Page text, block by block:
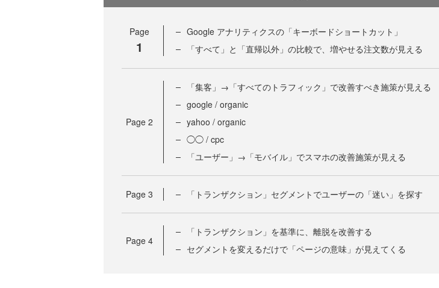
Page
1
Google アナリティクスの「キーボードショートカット」
「すべて」と「直帰以外」の比較で、増やせる注文数が見える
Page 2
「集客」→「すべてのトラフィック」で改善すべき施策が見える
google / organic
yahoo / organic
◯◯ / cpc
「ユーザー」→「モバイル」でスマホの改善施策が見える
Page 3 「トランザクション」セグメントでユーザーの「迷い」を探す
Page 4
「トランザクション」を基準に、離脱を改善する
セグメントを変えるだけで「ページの意味」が見えてくる